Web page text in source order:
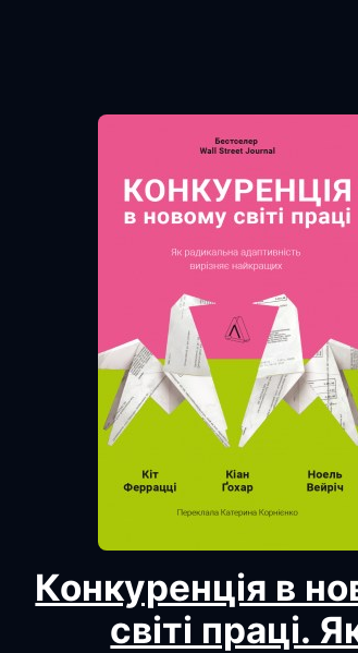
Конкуренція в
світі праці.